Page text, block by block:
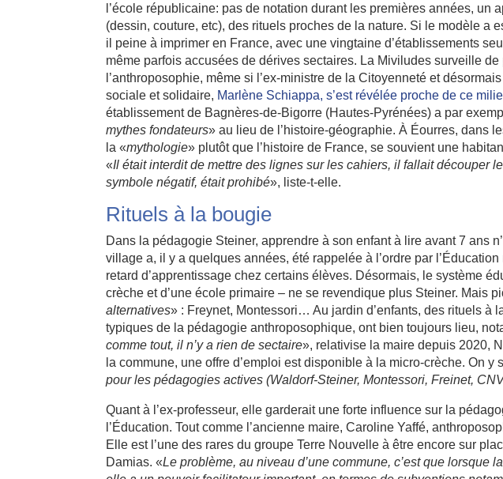
l’école républicaine: pas de notation durant les premières années, un
(dessin, couture, etc), des rituels proches de la nature. Si le modèle a
il peine à imprimer en France, avec une vingtaine d’établissements
même parfois accusées de dérives sectaires. La Miviludes surveille de
l’anthroposophie, même si l’ex-ministre de la Citoyenneté et
sociale et solidaire, Marlène Schiappa, s’est révélée proche de ce
établissement de Bagnères-de-Bigorre (Hautes-Pyrénées) a par
mythes fondateurs» au lieu de l’histoire-géographie. À Éourres, dans
la «mythologie» plutôt que l’histoire de France, se souvient une
«Il était interdit de mettre des lignes sur les cahiers, il fallait découper
symbole négatif, était prohibé», liste-t-elle.
Rituels à la bougie
Dans la pédagogie Steiner, apprendre à son enfant à lire avant 7 ans
village a, il y a quelques années, été rappelée à l’ordre par
retard d’apprentissage chez certains élèves. Désormais, le système
crèche et d’une école primaire – ne se revendique plus Steiner. Mais
alternatives» : Freynet, Montessori… Au jardin d’enfants, des rituels à
typiques de la pédagogie anthroposophique, ont bien toujours lieu,
comme tout, il n’y a rien de sectaire», relativise la maire depuis 2020,
la commune, une offre d’emploi est disponible à la micro-crèche. On y
pour les pédagogies actives (Waldorf-Steiner, Montessori, Freinet,
Quant à l’ex-professeur, elle garderait une forte influence sur la
l’Éducation. Tout comme l’ancienne maire, Caroline Yaffé,
Elle est l’une des rares du groupe Terre Nouvelle à être encore sur
Damias. «Le problème, au niveau d’une commune, c’est que lorsque